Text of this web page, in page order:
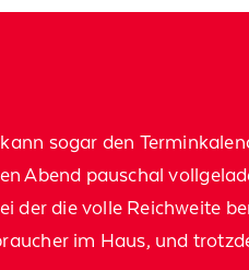
sogar den
Abend pauschal
der die volle Reichweite
im Haus, und